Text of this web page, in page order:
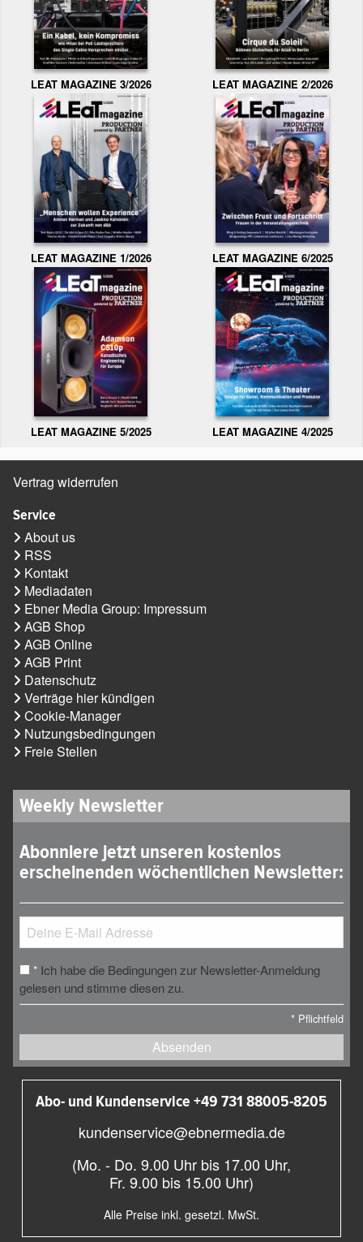
LEAT MAGAZINE 3/2026 LEAT MAGAZINE 2/2026
LEAT MAGAZINE 1/2026 LEAT MAGAZINE 6/2025
LEAT MAGAZINE 5/2025 LEAT MAGAZINE 4/2025
Vertrag widerrufen
Service
About us
RSS
Kontakt
Mediadaten
Ebner Media Group: Impressum
AGB Shop
AGB Online
AGB Print
Datenschutz
Verträge hier kündigen
Cookie-Manager
Nutzungsbedingungen
Freie Stellen
Weekly Newsletter
Abonniere jetzt unseren kostenlos
erscheinenden wöchentlichen Newsletter:
* Ich habe die Bedingungen zur Newsletter-Anmeldung
gelesen und stimme diesen zu.
* Pflichtfeld
Absenden
Abo- und Kundenservice +49 731 88005-8205
kundenservice@ebnermedia.de
(Mo. - Do. 9.00 Uhr bis 17.00 Uhr,
Fr. 9.00 bis 15.00 Uhr)
Alle Preise inkl. gesetzl. MwSt.